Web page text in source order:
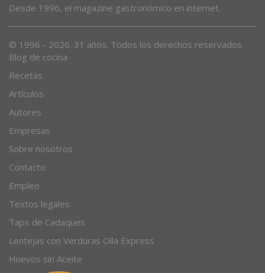
Blog de cocina
Recetas
Artículos
Autores
Empresas
Sobre nosotros
Contacto
Empleo
Textos legales
Taps de Cadaques
Lentejas con Verduras Olla Express